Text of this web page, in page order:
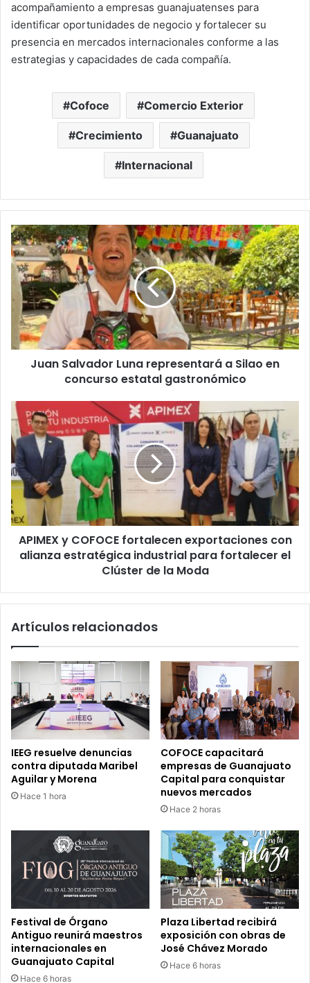
acompañamiento a empresas guanajuatenses para
identificar oportunidades de negocio y fortalecer su
presencia en mercados internacionales conforme a las
estrategias y capacidades de cada compañía.
Cofoce Comercio Exterior
Crecimiento Guanajuato
Internacional
Juan
Salvador
Luna
representará
Silao
en
concurso
estatal
gastronómico
Juan Salvador Luna representará a Silao en
concurso estatal gastronómico
APIMEX
y
COFOCE
fortalecen
exportaciones
con
alianza
estratégica
industrial
para
fortalecer
de
Moda
APIMEX y COFOCE fortalecen exportaciones con
alianza estratégica industrial para fortalecer el
Clúster de la Moda
Artículos relacionados
IEEG resuelve denuncias
contra diputada Maribel
Aguilar y Morena
Hace 1 hora
COFOCE capacitará
empresas de Guanajuato
Capital para conquistar
nuevos mercados
Hace 2 horas
Festival de Órgano
Antiguo reunirá maestros
internacionales en
Guanajuato Capital
Hace 6 horas
Plaza Libertad recibirá
exposición con obras de
José Chávez Morado
Hace 6 horas